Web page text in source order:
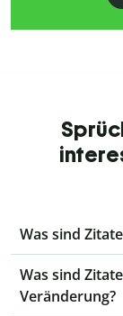
Was sind
Was sind
Veränderung?